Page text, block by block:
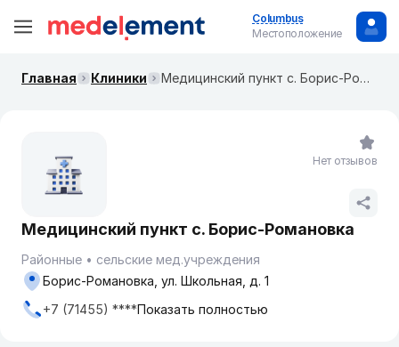
Columbus
Местоположение
Главная Клиники Медицинский пункт с. Борис-Романовка
Медицинский пункт с. Борис-Романовка
Районные
сельские мед.учреждения
Борис-Романовка, ул. Школьная, д. 1
+7 (71455) ****Показать полностью
Нет отзывов